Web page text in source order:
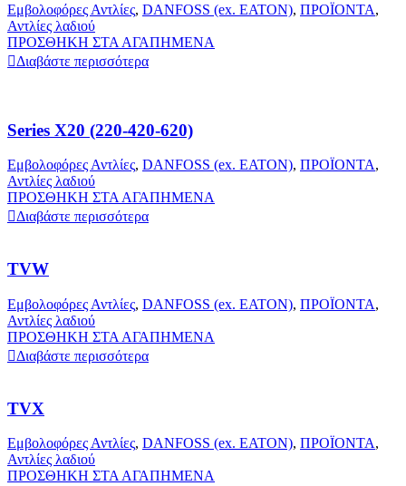
Εμβολοφόρες Αντλίες, DANFOSS (ex. EATON), ΠΡΟΪΟΝΤΑ,
Αντλίες λαδιού
ΠΡΟΣΘΗΚΗ ΣΤΑ ΑΓΑΠΗΜΕΝΑ
Διαβάστε περισσότερα
Series X20 (220-420-620)
Εμβολοφόρες Αντλίες, DANFOSS (ex. EATON), ΠΡΟΪΟΝΤΑ,
Αντλίες λαδιού
ΠΡΟΣΘΗΚΗ ΣΤΑ ΑΓΑΠΗΜΕΝΑ
Διαβάστε περισσότερα
TVW
Εμβολοφόρες Αντλίες, DANFOSS (ex. EATON), ΠΡΟΪΟΝΤΑ,
Αντλίες λαδιού
ΠΡΟΣΘΗΚΗ ΣΤΑ ΑΓΑΠΗΜΕΝΑ
Διαβάστε περισσότερα
TVX
Εμβολοφόρες Αντλίες, DANFOSS (ex. EATON), ΠΡΟΪΟΝΤΑ,
Αντλίες λαδιού
ΠΡΟΣΘΗΚΗ ΣΤΑ ΑΓΑΠΗΜΕΝΑ